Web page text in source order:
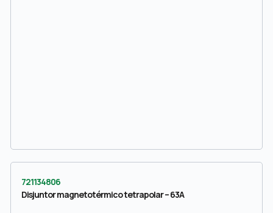
721134806
Disjuntor magnetotérmico tetrapolar – 63A